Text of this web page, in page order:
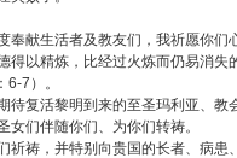
奉献生活者及教友们，我祈愿你们
得以精炼，比经过火炼而仍易消失
7）。
待复活黎明到来的至圣玛利亚、教
们伴随你们、为你们转祷。
祈祷，并特别向贵国的长者、病患